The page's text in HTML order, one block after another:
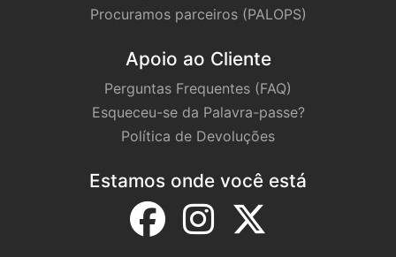
Procuramos parceiros (PALOPS)
Apoio ao Cliente
Perguntas Frequentes (FAQ)
Esqueceu-se da Palavra-passe?
Política de Devoluções
Estamos onde você está